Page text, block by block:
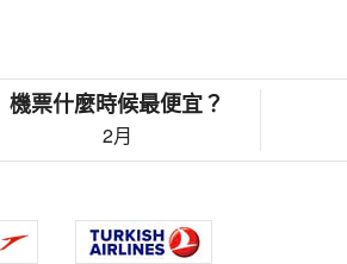
機票什麼時候最便宜？
2月